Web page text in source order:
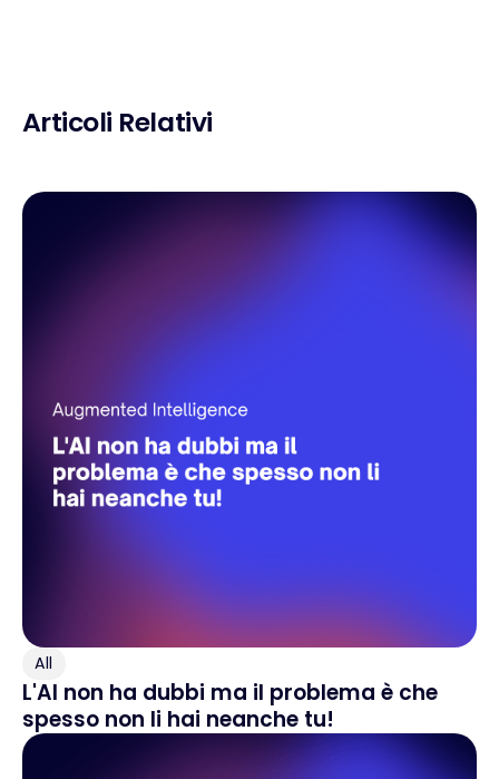
Articoli Relativi
All
L'AI non ha dubbi ma il problema è che
spesso non li hai neanche tu!